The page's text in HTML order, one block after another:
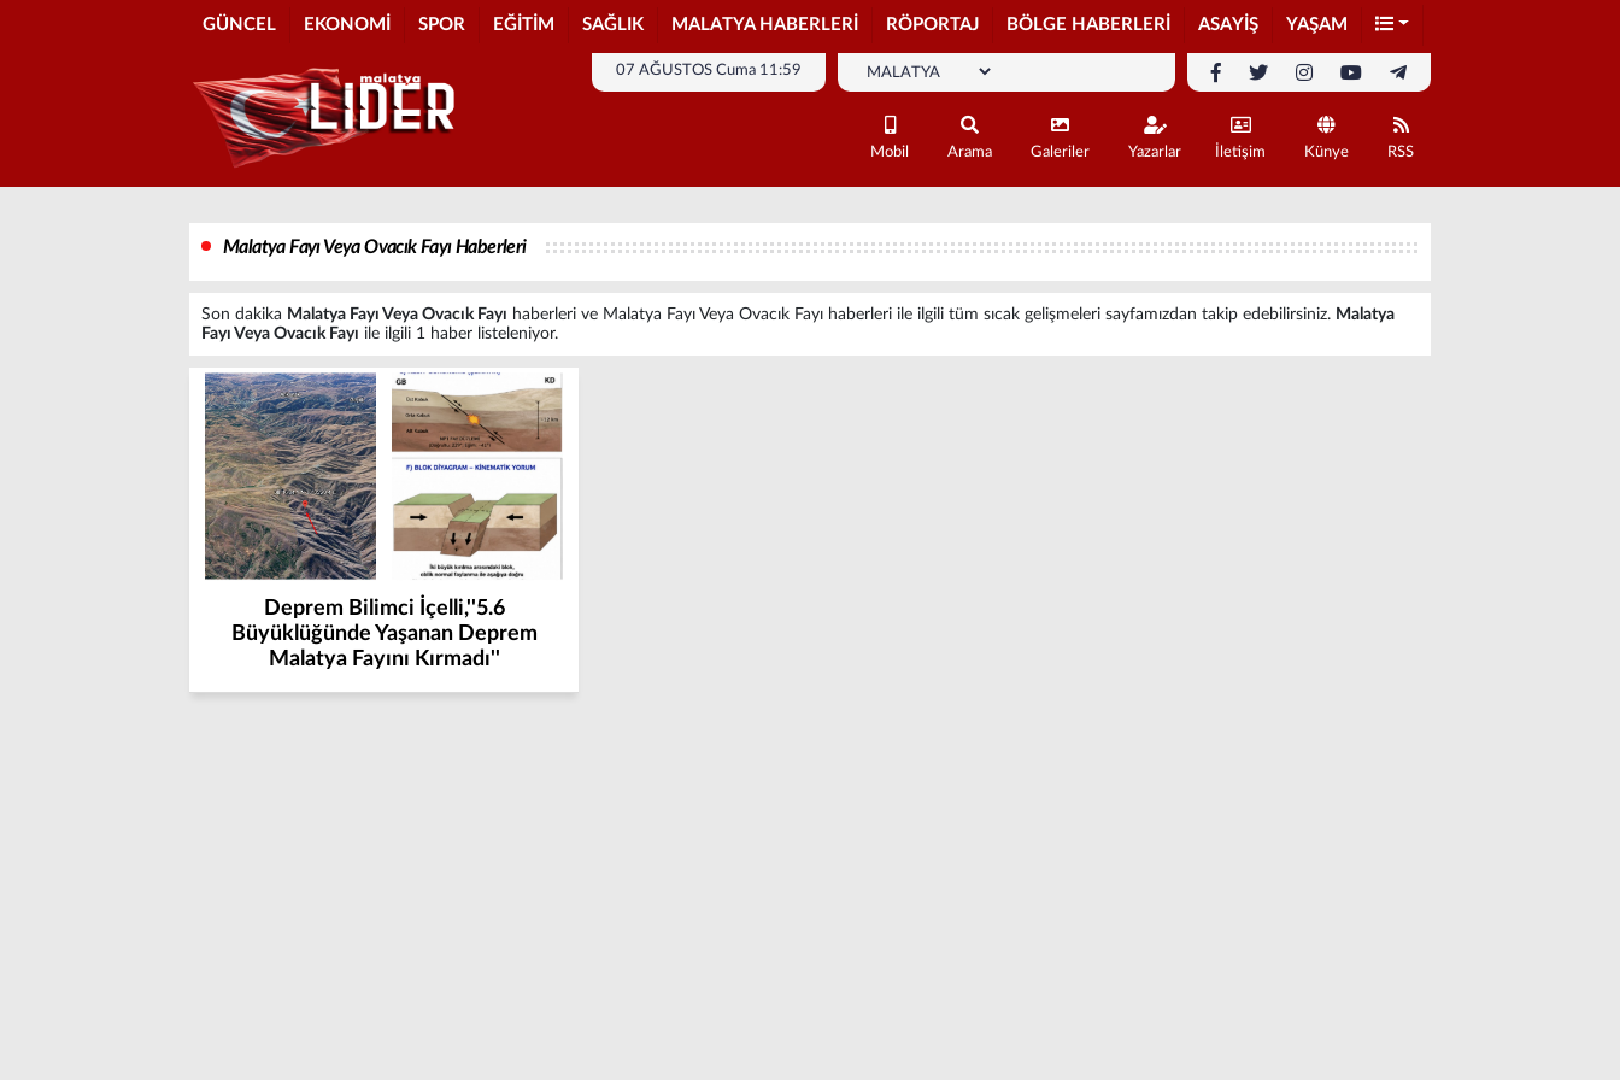
GÜNCEL EKONOMİ SPOR EĞİTİM SAĞLIK MALATYA HABERLERİ RÖPORTAJ BÖLGE HABERLERİ ASAYİŞ YAŞAM
07 AĞUSTOS Cuma 11:59
Mobil Arama Galeriler Yazarlar İletişim Künye RSS
Malatya Fayı Veya Ovacık Fayı Haberleri
Son dakika Malatya Fayı Veya Ovacık Fayı haberleri ve Malatya Fayı Veya Ovacık Fayı haberleri ile ilgili tüm sıcak gelişmeleri sayfamızdan takip edebilirsiniz. Malatya
Fayı Veya Ovacık Fayı ile ilgili 1 haber listeleniyor.
Deprem Bilimci İçelli,''5.6
Büyüklüğünde Yaşanan Deprem
Malatya Fayını Kırmadı''